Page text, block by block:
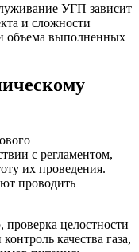
УГП зависит
и сложности
объема выполненных
с регламентом,
их проведения.
проводить
целостности
качества газа,